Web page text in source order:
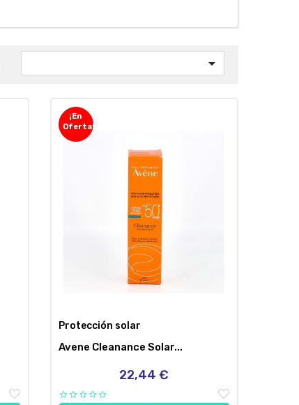

¡En
Oferta!
Protección solar
Avene Cleanance Solar...
Precio
22,44 €